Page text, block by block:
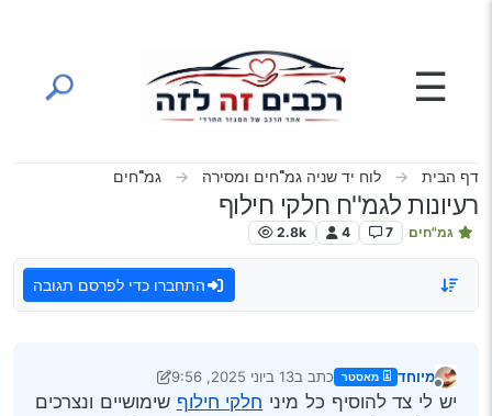
☰
דף הבית לוח יד שניה גמ"חים ומסירה גמ"חים
רעיונות לגמ''ח חלקי חילוף
גמ"חים 7
4
2.8k
התחברו כדי לפרסם תגובה
מנותק
מיוחד מאסטר כתב ב13 ביוני 2025, 9:56
נערך לאחרונה על ידי מיוחד
יש לי צד להוסיף כל מיני חלקי חילוף שימושיים ונצרכים